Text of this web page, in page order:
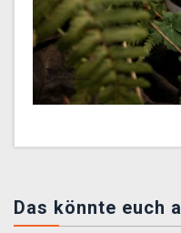
Das könnte euch